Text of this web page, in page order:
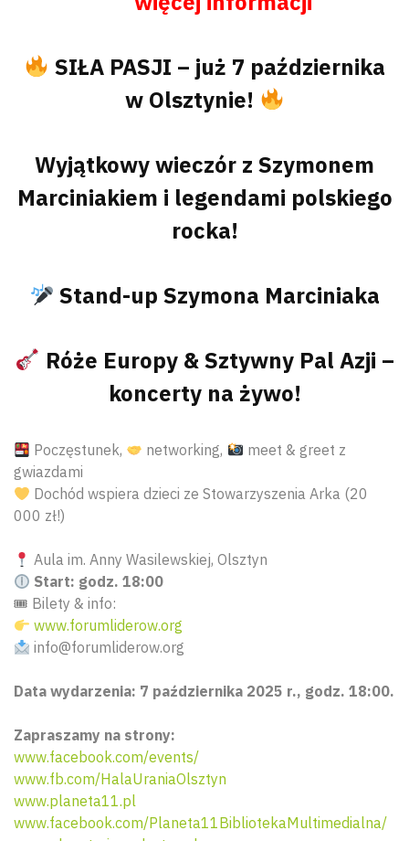
SIŁA PASJI – już 7 października
w Olsztynie!
Wyjątkowy wieczór z Szymonem
Marciniakiem i legendami polskiego
rocka!
Stand-up Szymona Marciniaka
Róże Europy & Sztywny Pal Azji –
koncerty na żywo!
Poczęstunek, networking,
meet & greet z
gwiazdami
Dochód wspiera dzieci ze Stowarzyszenia Arka (20
000 zł!)
Aula im. Anny Wasilewskiej, Olsztyn
Start: godz. 18:00
🎟 Bilety & info:
www.forumliderow.org
info@forumliderow.org
Data wydarzenia: 7 października 2025 r., godz. 18:00.
Zapraszamy na strony:
www.facebook.com/events/
www.fb.com/HalaUraniaOlsztyn
www.planeta11.pl
www.facebook.com/Planeta11BibliotekaMultimedialna/